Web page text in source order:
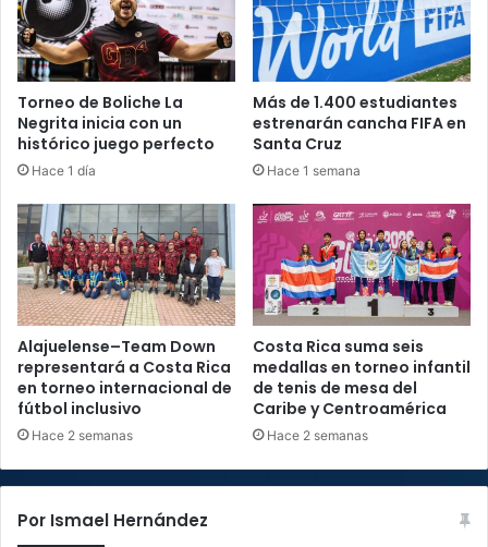
Torneo de Boliche La
Negrita inicia con un
histórico juego perfecto
Hace 1 día
Más de 1.400 estudiantes
estrenarán cancha FIFA en
Santa Cruz
Hace 1 semana
Alajuelense–Team Down
representará a Costa Rica
en torneo internacional de
fútbol inclusivo
Hace 2 semanas
Costa Rica suma seis
medallas en torneo infantil
de tenis de mesa del
Caribe y Centroamérica
Hace 2 semanas
Por Ismael Hernández